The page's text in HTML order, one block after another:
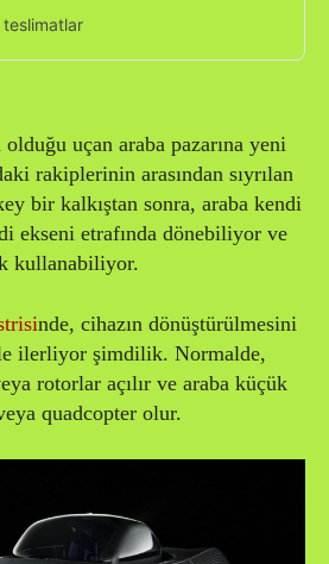
uçan araba pazarına yeni
rakiplerinin arasından sıyrılan
bir kalkıştan sonra, araba kendi
ekseni etrafında dönebiliyor ve
kullanabiliyor.
nde, cihazın dönüştürülmesini
ilerliyor şimdilik. Normalde,
rotorlar açılır ve araba küçük
quadcopter olur.